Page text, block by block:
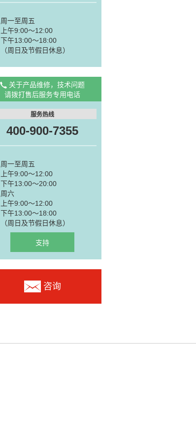
周一至周五
上午9:00～12:00
下午13:00～18:00
（周日及节假日休息）
关于产品维修，技术问题
请拨打售后服务专用电话
服务热线
400-900-7355
周一至周五
上午9:00～12:00
下午13:00～20:00
周六
上午9:00～12:00
下午13:00～18:00
（周日及节假日休息）
支持
咨询